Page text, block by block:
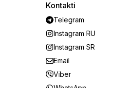
Kontakti
Telegram
Instagram RU
Instagram SR
Email
Viber